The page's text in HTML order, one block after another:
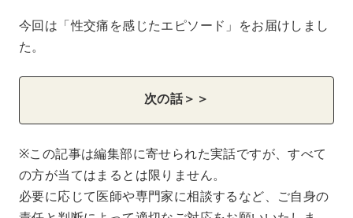
今回は「性交痛を感じたエピソード」をお届けしまし
た。
次の話＞＞
※この記事は編集部に寄せられた実話ですが、すべて
の方が当てはまるとは限りません。
必要に応じて医師や専門家に相談するなど、ご自身の